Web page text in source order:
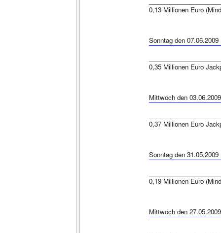
0,13 Millionen Euro
Sonntag den 07.06.2009
0,35 Millionen Euro
Mittwoch den 03.06.2009
0,37 Millionen Euro
Sonntag den 31.05.2009
0,19 Millionen Euro
Mittwoch den 27.05.2009